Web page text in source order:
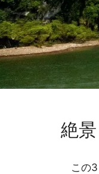
チベット
絶
この3